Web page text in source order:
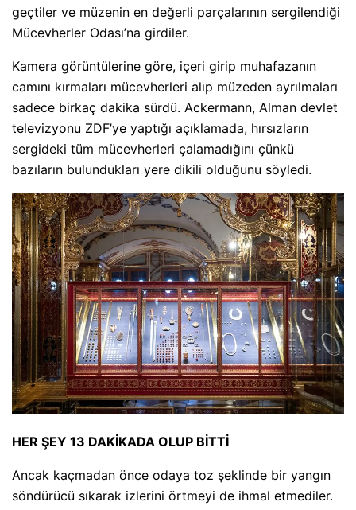
geçtiler ve müzenin en değerli parçalarının sergilendiği
Mücevherler Odası’na girdiler.
Kamera görüntülerine göre, içeri girip muhafazanın
camını kırmaları mücevherleri alıp müzeden ayrılmaları
sadece birkaç dakika sürdü. Ackermann, Alman devlet
televizyonu ZDF’ye yaptığı açıklamada, hırsızların
sergideki tüm mücevherleri çalamadığını çünkü
bazıların bulundukları yere dikili olduğunu söyledi.
HER ŞEY 13 DAKİKADA OLUP BİTTİ
Ancak kaçmadan önce odaya toz şeklinde bir yangın
söndürücü sıkarak izlerini örtmeyi de ihmal etmediler.